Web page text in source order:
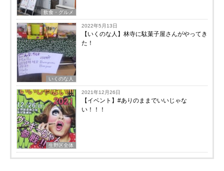
飲食・グルメ
いくのな人
2022年5月13日
【いくのな人】林寺に駄菓子屋さんがやってき
た！
生野区全体
2021年12月26日
【イベント】#ありのままでいいじゃな
い！！！